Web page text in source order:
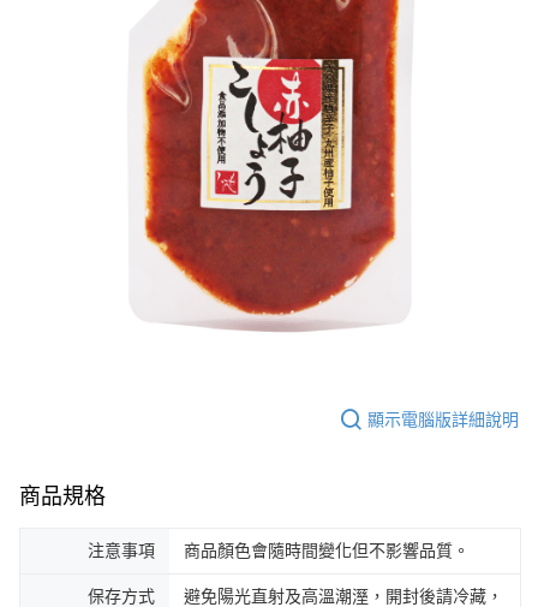
顯示電腦版詳細說明
商品規格
注意事項 商品顏色會隨時間變化但不影響品質。
保存方式
避免陽光直射及高溫潮溼，開封後請冷藏，